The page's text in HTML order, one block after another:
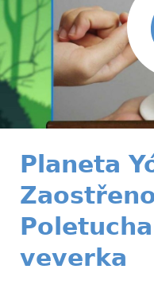
Planeta
veverka